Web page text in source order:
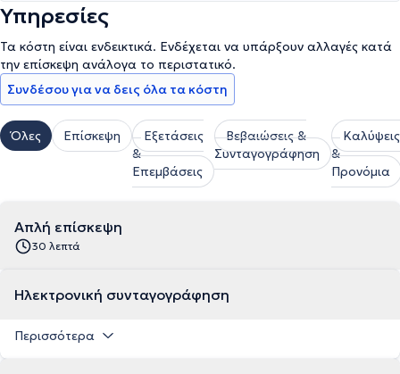
Υπηρεσίες
Τα κόστη είναι ενδεικτικά. Ενδέχεται να υπάρξουν αλλαγές κατά
την επίσκεψη ανάλογα το περιστατικό.
Συνδέσου για να δεις όλα τα κόστη
Όλες Επίσκεψη
Εξετάσεις
&
Επεμβάσεις
Βεβαιώσεις &
Συνταγογράφηση
Καλύψεις
&
Προνόμια
Απλή επίσκεψη
30 λεπτά
Ηλεκτρονική συνταγογράφηση
Περισσότερα